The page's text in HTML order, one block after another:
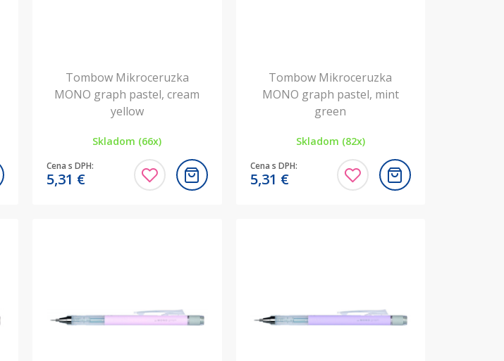
Tombow Mikroceruzka
MONO graph pastel, cream
yellow
Skladom (66x)
Cena s DPH:
5,31 €
Tombow Mikroceruzka
MONO graph pastel, mint
green
Skladom (82x)
Cena s DPH:
5,31 €